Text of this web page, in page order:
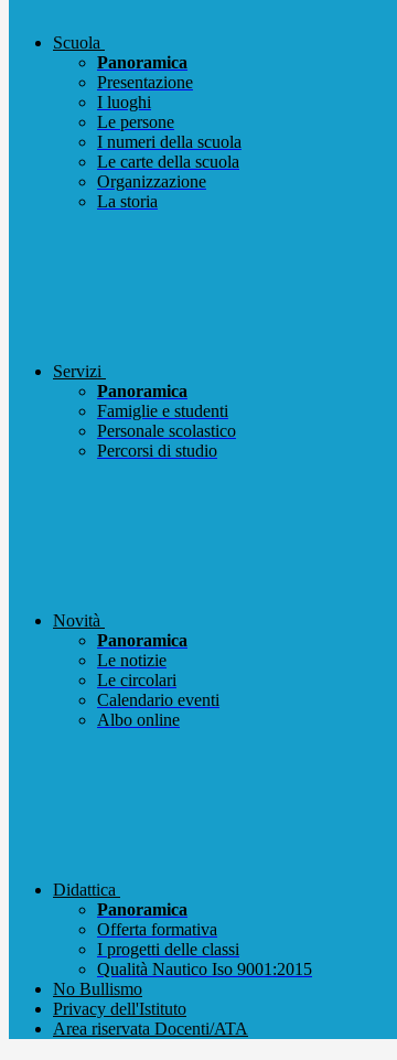
Scuola
Panoramica
Presentazione
I luoghi
Le persone
I numeri della scuola
Le carte della scuola
Organizzazione
La storia
Servizi
Panoramica
Famiglie e studenti
Personale scolastico
Percorsi di studio
Novità
Panoramica
Le notizie
Le circolari
Calendario eventi
Albo online
Didattica
Panoramica
Offerta formativa
I progetti delle classi
Qualità Nautico Iso 9001:2015
No Bullismo
Privacy dell'Istituto
Area riservata Docenti/ATA